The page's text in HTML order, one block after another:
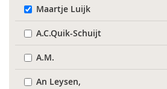
Maartje Luijk
A.C.Quik-Schuijt
A.M.
An Leysen,